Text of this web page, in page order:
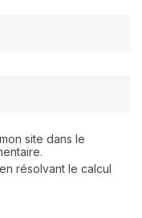
site dans le
résolvant le calcul